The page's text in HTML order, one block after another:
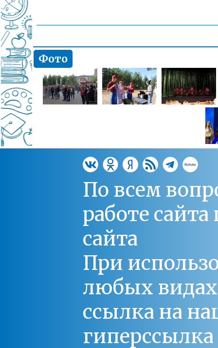
Фото
По всем
работе
сайта
При
любых
ссылка на